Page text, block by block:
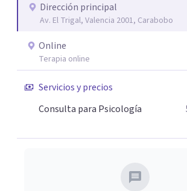
Dirección principal
Av. El Trigal, Valencia 2001, Carabobo
Online
Terapia online
Servicios y precios
Consulta para Psicología